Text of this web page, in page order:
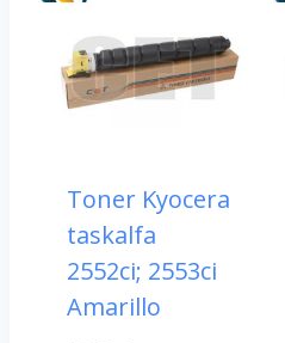
Toner Kyocera
taskalfa
2552ci; 2553ci
Amarillo